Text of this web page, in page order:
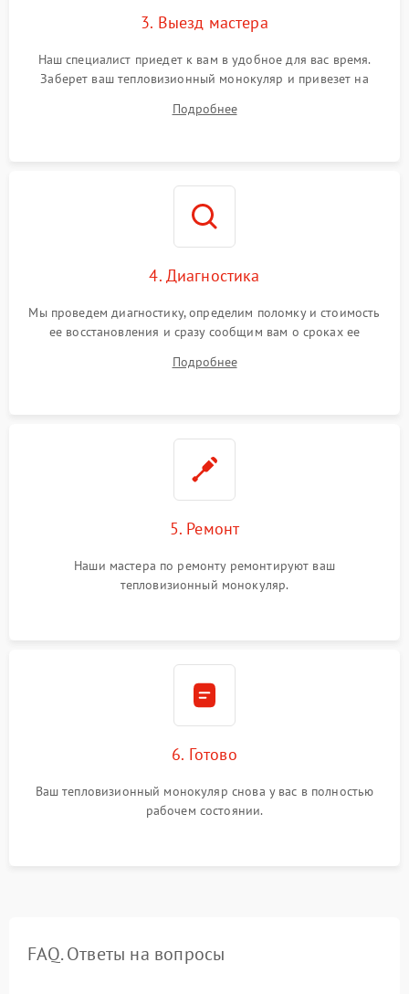
3. Выезд мастера
Наш специалист приедет к вам в удобное для вас время.
Заберет ваш тепловизионный монокуляр и привезет на
Подробнее
4. Диагностика
Мы проведем диагностику, определим поломку и стоимость
ее восстановления и сразу сообщим вам о сроках ее
Подробнее
5. Ремонт
Наши мастера по ремонту ремонтируют ваш
тепловизионный монокуляр.
6. Готово
Ваш тепловизионный монокуляр снова у вас в полностью
рабочем состоянии.
FAQ. Ответы на вопросы